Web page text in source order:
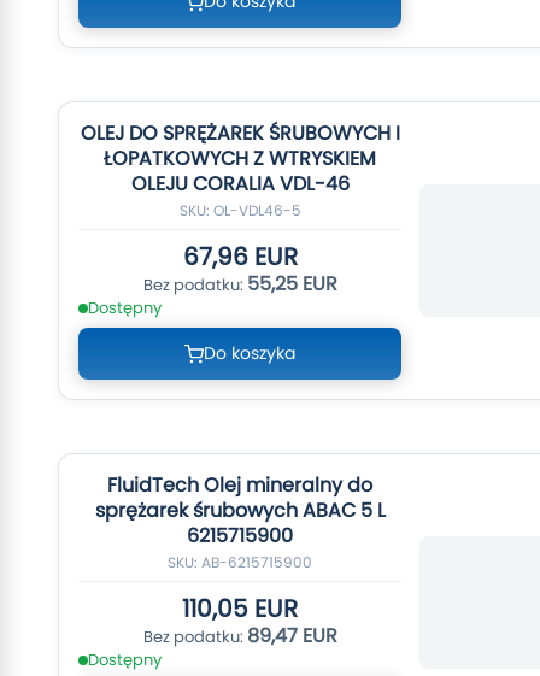
OLEJ DO SPRĘŻAREK ŚRUBOWYCH I
ŁOPATKOWYCH Z WTRYSKIEM
OLEJU CORALIA VDL-46
SKU: OL-VDL46-5
67,96 EUR
55,25 EUR
Dostępny
Do koszyka
FluidTech Olej mineralny do
sprężarek śrubowych ABAC 5 L
6215715900
SKU: AB-6215715900
110,05 EUR
89,47 EUR
Dostępny